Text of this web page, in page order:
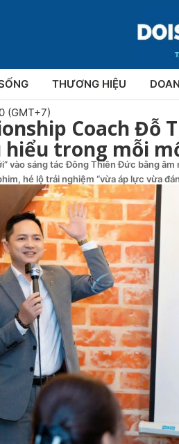
THƯƠNG HIỆU
(GMT+7)
Coach Đỗ
trong mỗi
vào sáng tác Đông Thiên Đức bằng
hé lộ trải nghiệm “vừa áp lực vừa